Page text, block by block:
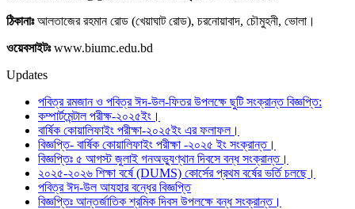
ঠিকানাঃআলতাজের রহমান রোড (খেয়াঘাট রোড), চরনোয়াবাদ, চৌমুহনী, ভোলা।
ওয়েবসাইটঃwww.biumc.edu.bd
Updates
পবিত্র রমজান ও পবিত্র ঈদ-উল-ফিতর উপলক্ষে ছুটি সংক্রান্ত বিজ্ঞপ্তি:
কম্পার্টমেন্টাল পরীক্ষ-২০২৫ইং।
বার্ষিক কোয়ালিফাইং পরীক্ষা-২০২৫ইং এর ফলাফল।
বিজ্ঞপ্তি- বার্ষিক কোয়ালিফাইং পরীক্ষা -২০২৫ ইং সংক্রান্ত।
বিজ্ঞপ্তিঃ ৫ আগস্ট জুলাই গনঅভ্যুণ্থান দিবসে বন্ধ সংক্রান্ত।
২০২৫-২০২৬ শিক্ষা বর্ষে (DUMS) কোর্সের প্রথম বর্ষের ভর্তি চলছে।
পবিত্র ঈদ-উল আযহার বন্ধের বিজ্ঞপ্তি
বিজ্ঞপ্তিঃ আন্তর্জাতিক শ্রমিক দিবস উপলক্ষে বন্ধ সংক্রান্ত।